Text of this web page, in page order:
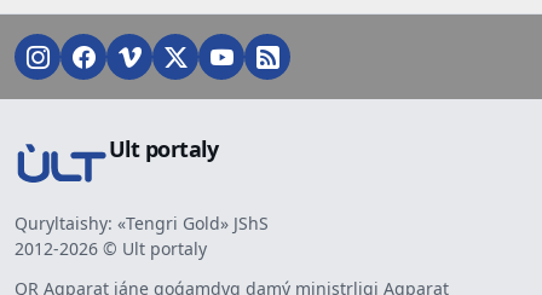
Ult portaly
Quryltaishy: «Tengri Gold» JShS
2012-2026 © Ult portaly
QR Aqparat jáne qoǵamdyq damý ministrligi Aqparat